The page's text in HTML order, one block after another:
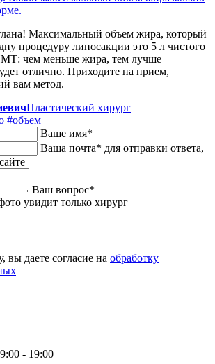
Максимальный объем жира, который
процедуру липосакции это 5 л чистого
чем меньше жира, тем лучше
отлично. Приходите на прием,
вам метод.
Пластический хирург
#объем
Ваше имя*
Ваша почта* для отправки ответа,
Ваш вопрос*
увидит только хирург
даете согласие на обработку
- 19:00